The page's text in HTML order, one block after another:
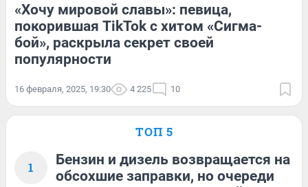
«Хочу мировой славы»: певица,
покорившая TikTok с хитом «Сигма-
бой», раскрыла секрет своей
популярности
16 февраля, 2025, 19:30 4 225 10
ТОП 5
1
Бензин и дизель возвращается на
обсохшие заправки, но очереди